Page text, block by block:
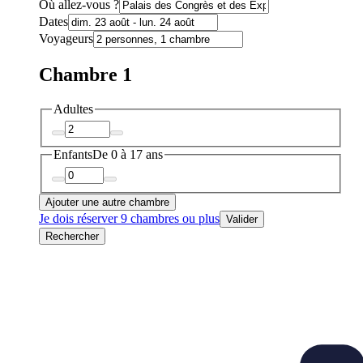
Où allez-vous ?
Dates
Voyageurs
Chambre 1
Adultes
EnfantsDe 0 à 17 ans
Ajouter une autre chambre
Je dois réserver 9 chambres ou plus Valider
Rechercher